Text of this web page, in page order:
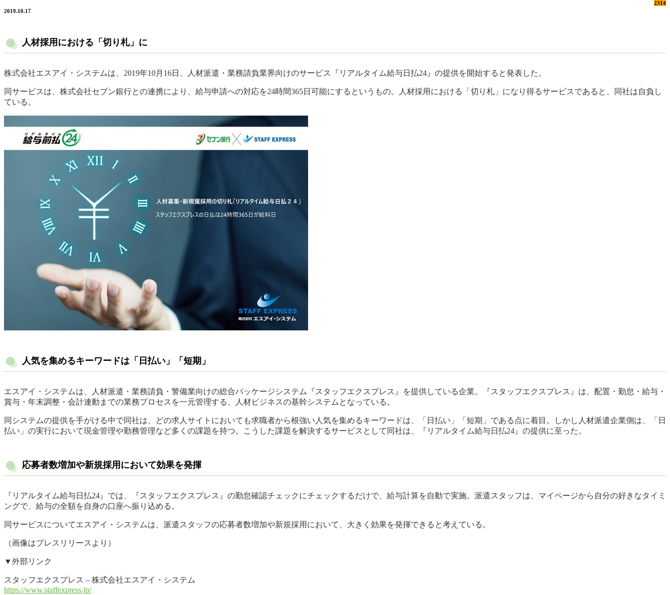
2314
2019.10.17
人材採用における「切り札」に
株式会社エスアイ・システムは、2019年10月16日、人材派遣・業務請負業界向けのサービス『リアルタイム給与日払24』の提供を開始すると発表した。
同サービスは、株式会社セブン銀行との連携により、給与申請への対応を24時間365日可能にするというもの。人材採用における「切り札」になり得るサービスであると、同社は自負し
ている。
人気を集めるキーワードは「日払い」「短期」
エスアイ・システムは、人材派遣・業務請負・警備業向けの総合パッケージシステム『スタッフエクスプレス』を提供している企業。『スタッフエクスプレス』は、配置・勤怠・給与・
賞与・年末調整・会計連動までの業務プロセスを一元管理する、人材ビジネスの基幹システムとなっている。
同システムの提供を手がける中で同社は、どの求人サイトにおいても求職者から根強い人気を集めるキーワードは、「日払い」「短期」である点に着目。しかし人材派遣企業側は、「日
払い」の実行において現金管理や勤務管理など多くの課題を持つ。こうした課題を解決するサービスとして同社は、『リアルタイム給与日払24』の提供に至った。
応募者数増加や新規採用において効果を発揮
『リアルタイム給与日払24』では、『スタッフエクスプレス』の勤怠確認チェックにチェックするだけで、給与計算を自動で実施。派遣スタッフは、マイページから自分の好きなタイミ
ングで、給与の全額を自身の口座へ振り込める。
同サービスについてエスアイ・システムは、派遣スタッフの応募者数増加や新規採用において、大きく効果を発揮できると考えている。
（画像はプレスリリースより）
▼外部リンク
スタッフエクスプレス – 株式会社エスアイ・システム
https://www.staffexpress.jp/